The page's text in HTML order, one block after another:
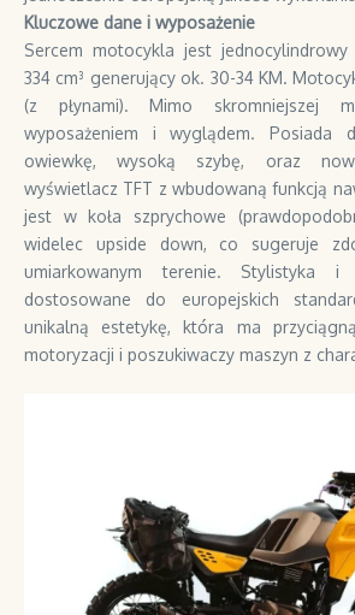
Kluczowe dane i wyposażenie
Sercem motocykla jest
334 cm³ generujący ok. 30-34 KM.
(z płynami). Mimo skromniejszej
wyposażeniem i wyglądem. Posiada
owiewkę, wysoką szybę, oraz
wyświetlacz TFT z wbudowaną funkcją
jest w koła szprychowe
widelec upside down, co sugeruje
umiarkowanym terenie. Stylistyka i
dostosowane do europejskich
unikalną estetykę, która ma
motoryzacji i poszukiwaczy maszyn z